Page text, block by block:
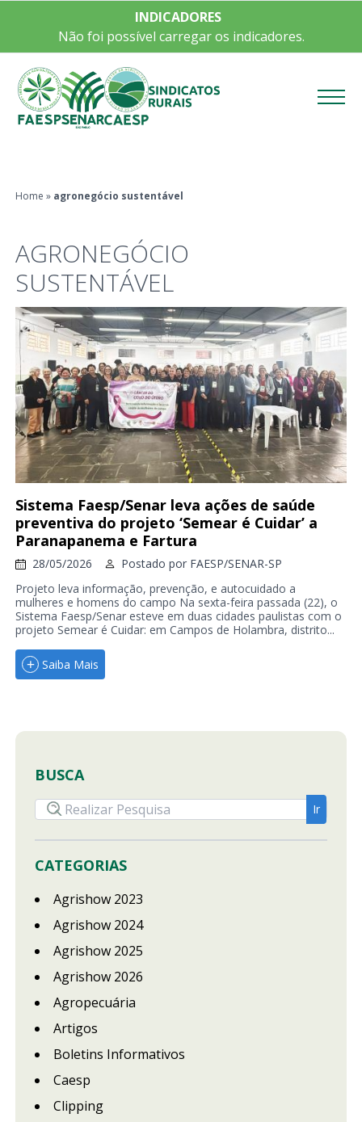
INDICADORES
Não foi possível carregar os indicadores.
Home » agronegócio sustentável
AGRONEGÓCIO
SUSTENTÁVEL
Sistema Faesp/Senar leva ações de saúde
preventiva do projeto ‘Semear é Cuidar’ a
Paranapanema e Fartura
28/05/2026 Postado por FAESP/SENAR-SP
Projeto leva informação, prevenção, e autocuidado a
mulheres e homens do campo Na sexta-feira passada (22), o
Sistema Faesp/Senar esteve em duas cidades paulistas com o
projeto Semear é Cuidar: em Campos de Holambra, distrito...
Saiba Mais
BUSCA
CATEGORIAS
Agrishow 2023
Agrishow 2024
Agrishow 2025
Agrishow 2026
Agropecuária
Artigos
Boletins Informativos
Caesp
Clipping